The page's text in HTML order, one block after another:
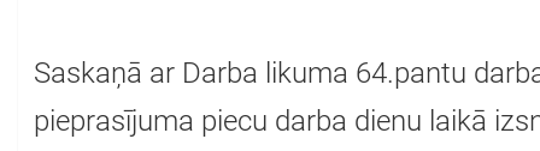
Saskaņā ar Darba likuma 64.pantu
pieprasījuma piecu darba dienu laikā